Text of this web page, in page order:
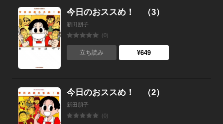
今日のおススめ！ （3）
新田朋子
(0)
立ち読み ¥649
今日のおススめ！ （2）
新田朋子
(0)